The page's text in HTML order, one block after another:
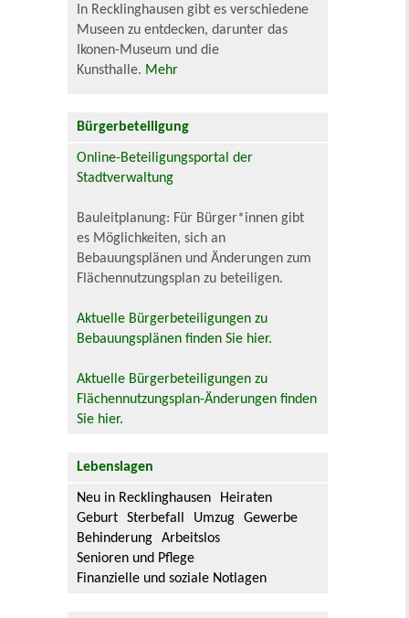
In Recklinghausen gibt es verschiedene
Museen zu entdecken, darunter das
Ikonen-Museum und die
Kunsthalle. Mehr
Bürgerbeteiligung
Online-Beteiligungsportal der
Stadtverwaltung
Bauleitplanung: Für Bürger*innen gibt
es Möglichkeiten, sich an
Bebauungsplänen und Änderungen zum
Flächennutzungsplan zu beteiligen.
Aktuelle Bürgerbeteiligungen zu
Bebauungsplänen finden Sie hier.
Aktuelle Bürgerbeteiligungen zu
Flächennutzungsplan-Änderungen finden
Sie hier.
Lebenslagen
Neu in Recklinghausen
Heiraten
Geburt
Sterbefall Umzug
Gewerbe
Behinderung
Arbeitslos
Senioren und Pflege
Finanzielle und soziale Notlagen